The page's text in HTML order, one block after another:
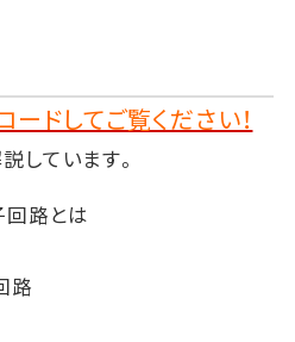
ドしてご覧ください！
しています。
路とは
路